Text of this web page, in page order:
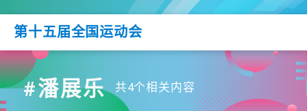
第十五届全国运动会
#潘展乐 共4个相关内容